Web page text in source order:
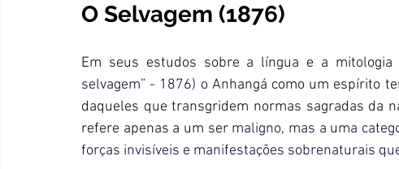
O Selvagem (1876)
Em seus estudos sobre a língua e a mitologia
selvagem” - 1876) o Anhangá como um espírito
daqueles que transgridem normas sagradas da
refere apenas a um ser maligno, mas a uma
forças invisíveis e manifestações sobrenaturais